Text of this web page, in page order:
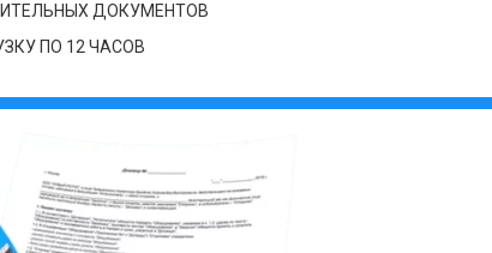
ДОКУМЕНТОВ
ПО 12 ЧАСОВ